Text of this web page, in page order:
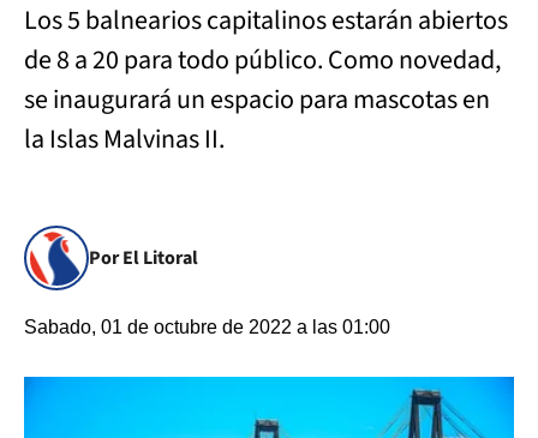
Los 5 balnearios capitalinos estarán abiertos
de 8 a 20 para todo público. Como novedad,
se inaugurará un espacio para mascotas en
la Islas Malvinas II.
Por El Litoral
Sabado, 01 de octubre de 2022 a las 01:00